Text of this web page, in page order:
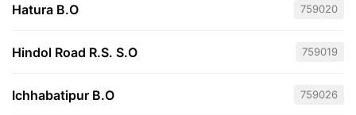
Hatura B.O 759020
Hindol Road R.S. S.O 759019
Ichhabatipur B.O 759026